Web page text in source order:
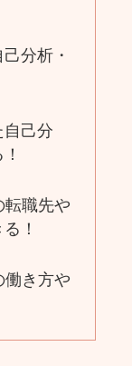
分析・
自己分
転職先や
！
働き方や